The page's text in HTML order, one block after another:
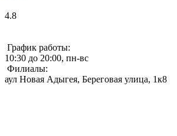
4.8
График работы:
10:30 до 20:00, пн-вс
Филиалы:
аул Новая Адыгея, Береговая улица, 1к8